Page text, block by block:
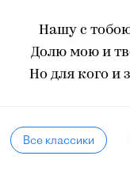
Нашу с
Долю мою и
Но для кого и
Все классики